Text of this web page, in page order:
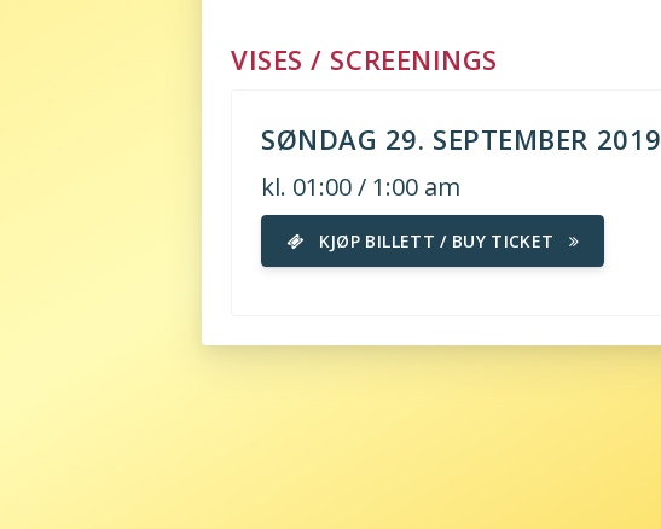
VISES / SCREENINGS
SØNDAG 29. SEPTEMBER 2019
kl. 01:00 / 1:00 am
KJØP BILLETT / BUY TICKET